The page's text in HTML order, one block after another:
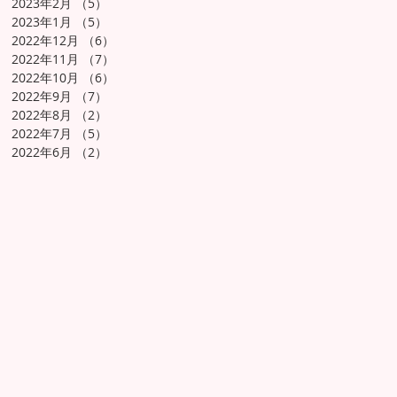
2023年1月
（5）
2022年12月
（6）
2022年11月
（7）
2022年10月
（6）
2022年9月
（7）
2022年8月
（2）
2022年7月
（5）
2022年6月
（2）